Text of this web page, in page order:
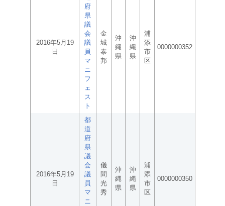
2016年5月19
日
府
県
議
会
議
員
マ
ニ
フ
ェ
ス
ト
金
城
泰
邦
沖
縄
県
沖
縄
県
浦
添
市
区
0000000352
2016年5月19
日
都
道
府
県
議
会
議
員
マ
ニ
儀
間
光
秀
沖
縄
県
沖
縄
県
浦
添
市
区
0000000350